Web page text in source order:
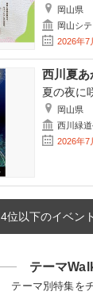
岡山県
岡山シ
2026年7
西川夏あ
夏の夜に
岡山県
西川緑
2026年7
4位以下のイベン
テーマ
テーマ別特集を